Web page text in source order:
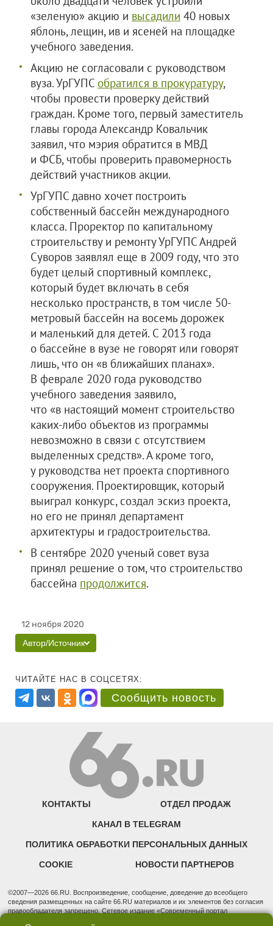
«зеленую» акцию и высадили 40 новых
яблонь, лещин, ив и ясеней на площадке
учебного заведения.
Акцию не согласовали с руководством
вуза. УрГУПС обратился в прокуратуру,
чтобы провести проверку действий
граждан. Кроме того, первый заместитель
главы города Александр Ковальчик
заявил, что мэрия обратится в МВД
и ФСБ, чтобы проверить правомерность
действий участников акции.
УрГУПС давно хочет построить
собственный бассейн международного
класса. Проректор по капитальному
строительству и ремонту УрГУПС Андрей
Суворов заявлял еще в 2009 году, что это
будет целый спортивный комплекс,
который будет включать в себя
несколько пространств, в том числе 50-
метровый бассейн на восемь дорожек
и маленький для детей. С 2013 года
о бассейне в вузе не говорят или говорят
лишь, что он «в ближайших планах».
В феврале 2020 года руководство
учебного заведения заявило,
что «в настоящий момент строительство
каких-либо объектов из программы
невозможно в связи с отсутствием
выделенных средств». А кроме того,
у руководства нет проекта спортивного
сооружения. Проектировщик, который
выиграл конкурс, создал эскиз проекта,
но его не принял департамент
архитектуры и градостроительства.
В сентябре 2020 ученый совет вуза
принял решение о том, что строительство
бассейна продолжится.
12 ноября 2020
Автор/Источник
ЧИТАЙТЕ НАС В СОЦСЕТЯХ:
Сообщить новость
КОНТАКТЫ ОТДЕЛ ПРОДАЖ
КАНАЛ В TELEGRAM
ПОЛИТИКА ОБРАБОТКИ ПЕРСОНАЛЬНЫХ ДАННЫХ
COOKIE НОВОСТИ ПАРТНЕРОВ
©2007—2026 66.RU. Воспроизведение, сообщение, доведение до всеобщего
сведения размещенных на сайте 66.RU материалов и их элементов без согласия
правообладателя запрещено. Сетевое издание «Современный портал